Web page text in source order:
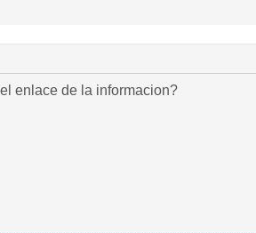
enlace de la informacion?